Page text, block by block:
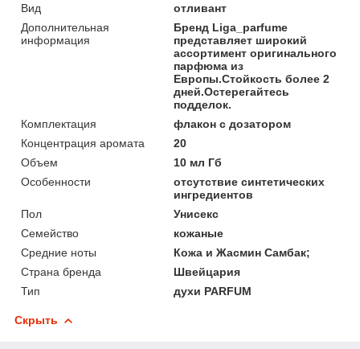
Вид
отливант
Дополнительная
информация
Бренд Liga_parfume
представляет широкий
ассортимент оригинального
парфюма из
Европы.Стойкость более 2
дней.Остерегайтесь
подделок.
Комплектация
флакон с дозатором
Концентрация аромата
20
Объем
10 мл Гб
Особенности
отсутствие синтетических
ингредиентов
Пол
Унисекс
Семейство
кожаные
Средние ноты
Кожа и Жасмин Самбак;
Страна бренда
Швейцария
Тип
духи PARFUM
Скрыть